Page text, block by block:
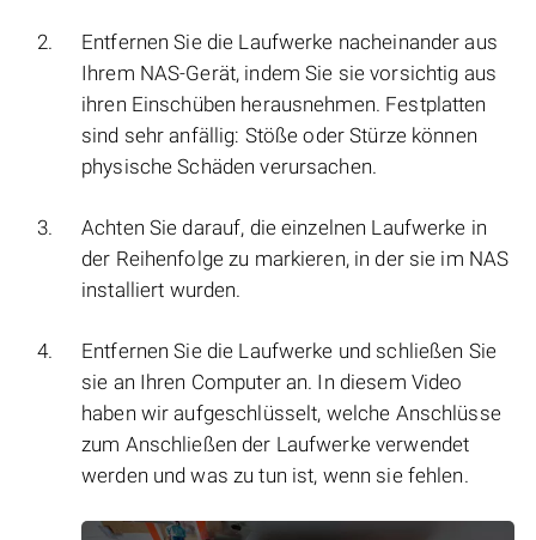
Entfernen Sie die Laufwerke nacheinander aus
Ihrem NAS-Gerät, indem Sie sie vorsichtig aus
ihren Einschüben herausnehmen. Festplatten
sind sehr anfällig: Stöße oder Stürze können
physische Schäden verursachen.
Achten Sie darauf, die einzelnen Laufwerke in
der Reihenfolge zu markieren, in der sie im NAS
installiert wurden.
Entfernen Sie die Laufwerke und schließen Sie
sie an Ihren Computer an. In diesem Video
haben wir aufgeschlüsselt, welche Anschlüsse
zum Anschließen der Laufwerke verwendet
werden und was zu tun ist, wenn sie fehlen.